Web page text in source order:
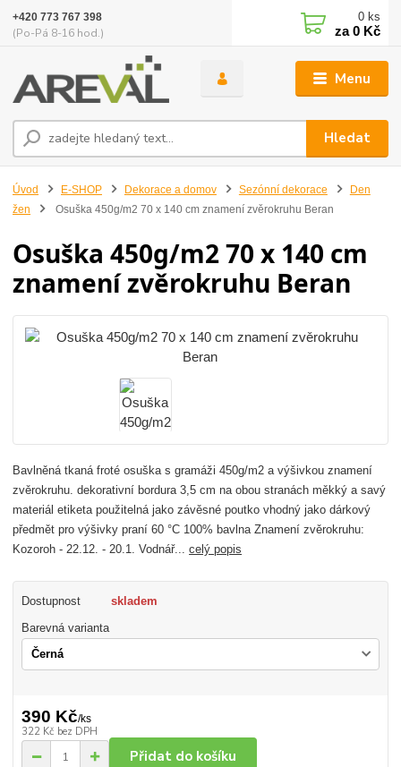
Menu
Hledat
+420 773 767 398
(Po-Pá 8-16 hod.)
0 ks
za0 Kč
Úvod E-SHOP Dekorace a domov Sezónní dekorace
Den
žen
Osuška 450g/m2 70 x 140 cm znamení zvěrokruhu Beran
Osuška 450g/m2 70 x 140 cm
znamení zvěrokruhu Beran
Bavlněná tkaná froté osuška s gramáži 450g/m2 a výšivkou znamení
zvěrokruhu. dekorativní bordura 3,5 cm na obou stranách měkký a savý
materiál etiketa použitelná jako závěsné poutko vhodný jako dárkový
předmět pro výšivky praní 60 °C 100% bavlna Znamení zvěrokruhu:
Kozoroh - 22.12. - 20.1. Vodnář...celý popis
Dostupnost skladem
Barevná varianta
390 Kč/ks
322 Kč bez DPH
Přidat do košíku